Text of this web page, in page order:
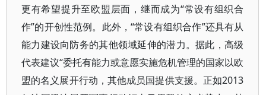
更有希望提升至欧盟层面，继而成为“常设有组织合
作”的开创性范例。此外，“常设有组织合作”还具有从
能力建设向防务的其他领域延伸的潜力。据此，高级
代表建议“委托有能力或意愿实施危机管理的国家以欧
盟的名义展开行动，其他成员国提供支援。正如2013